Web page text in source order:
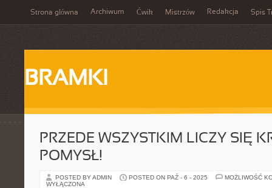
Strona główna Archiwum Ćwik Mistrzów Redakcja Spis
BRAMKI
PRZEDE WSZYSTKIM LICZY SIĘ
POMYSŁ!
POSTED BY ADMIN POSTED ON PAŹ - 6 - 2025
MOŻLIWOŚĆ
WYŁĄCZONA